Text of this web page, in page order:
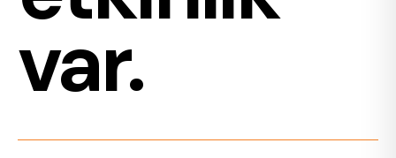
var.